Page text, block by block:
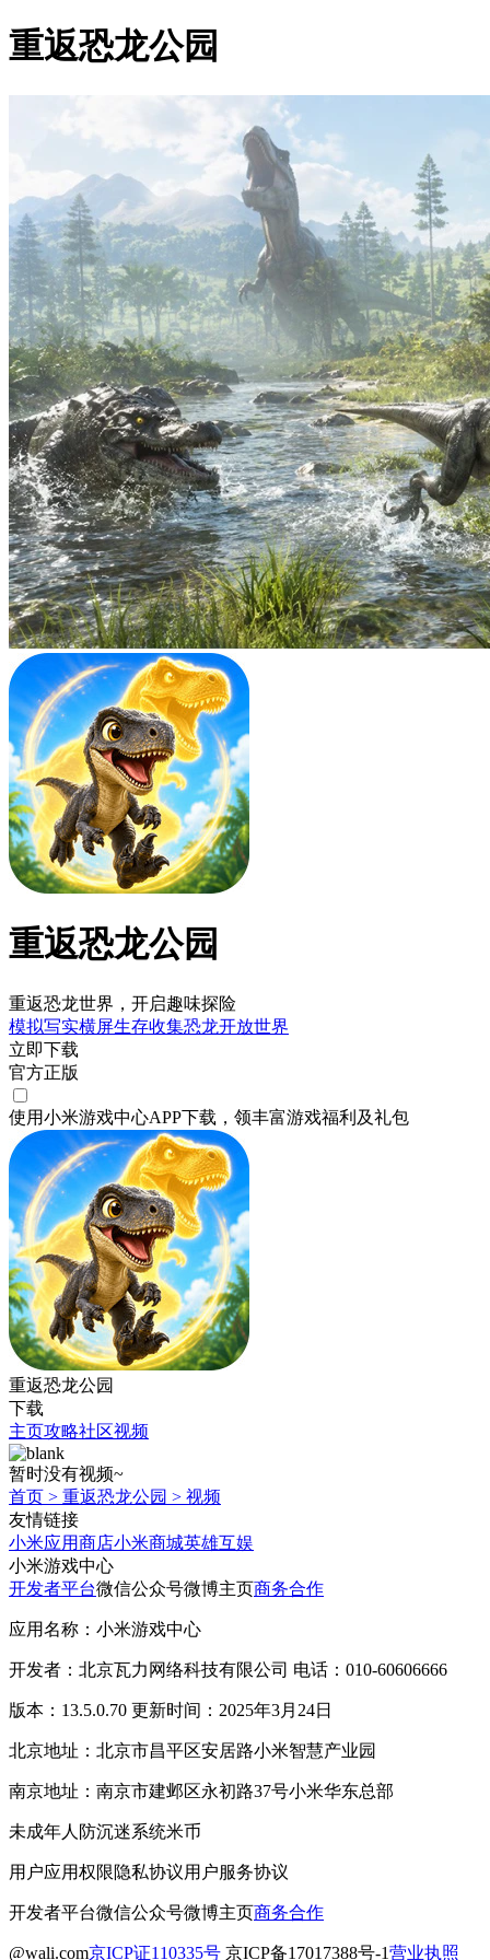
重返恐龙公园
重返恐龙公园
重返恐龙世界，开启趣味探险
模拟写实横屏生存收集恐龙开放世界
立即下载
官方正版
使用小米游戏中心APP下载 ，领丰富游戏福利 及礼包
重返恐龙公园
下载
主页攻略社区视频
暂时没有视频~
首页 > 重返恐龙公园 > 视频
友情链接
小米应用商店小米商城英雄互娱
小米游戏中心
开发者平台微信公众号微博主页商务合作
应用名称：小米游戏中心
开发者：北京瓦力网络科技有限公司 电话：010-60606666
版本：13.5.0.70 更新时间：2025年3月24日
北京地址：北京市昌平区安居路小米智慧产业园
南京地址：南京市建邺区永初路37号小米华东总部
未成年人防沉迷系统米币
用户应用权限隐私协议用户服务协议
开发者平台微信公众号微博主页商务合作
@wali.com京ICP证110335号 京ICP备17017388号-1营业执照